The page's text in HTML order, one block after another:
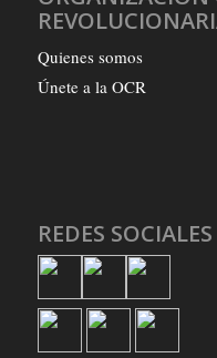
Quienes somos
Únete a la OCR
REDES SOCIALES